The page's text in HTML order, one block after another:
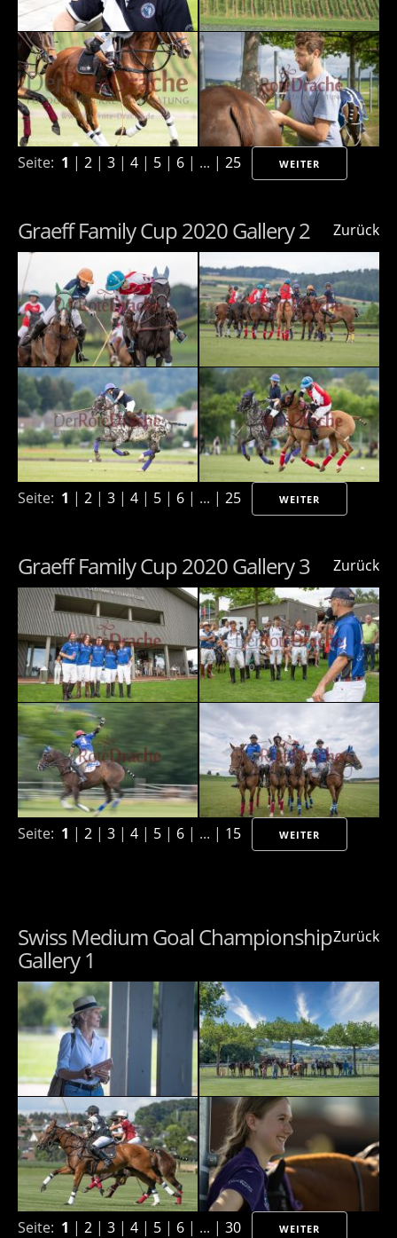
Seite: 1 | 2 | 3 | 4 | 5 | 6 | ... | 25 WEITER
Zurück
Graeff Family Cup 2020 Gallery 2
Seite: 1 | 2 | 3 | 4 | 5 | 6 | ... | 25 WEITER
Zurück
Graeff Family Cup 2020 Gallery 3
Seite: 1 | 2 | 3 | 4 | 5 | 6 | ... | 15 WEITER
Zurück
Swiss Medium Goal Championship
Gallery 1
Seite: 1 | 2 | 3 | 4 | 5 | 6 | ... | 30 WEITER